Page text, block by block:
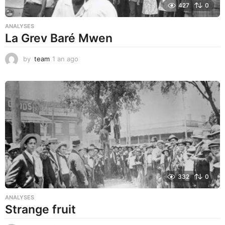
427 0
ANALYSES
La Grev Baré Mwen
by team 1 an ago
a
g
o
332 0
ANALYSES
Strange fruit